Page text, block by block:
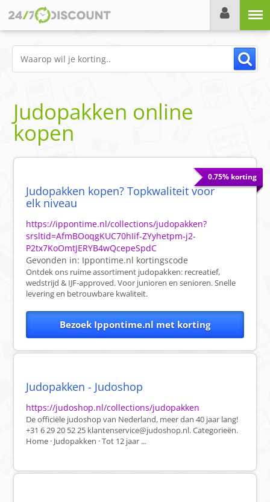
Judopakken online
kopen
0.75% korting
Judopakken kopen? Topkwaliteit voor
elk niveau
https://ippontime.nl/collections/judopakken?
srsltid=AfmBOoqgKUC70hIif-ZYyhetpm-j2-
P2tx7KoOmtJERYB4wQcepeSpdC
Gevonden in: Ippontime.nl kortingscode
Ontdek ons ruime assortiment judopakken: recreatief,
wedstrijd & IJF-approved. Voor junioren en senioren. Snelle
levering en betrouwbare kwaliteit.
Bezoek Ippontime.nl met korting
Judopakken - Judoshop
https://judoshop.nl/collections/judopakken
De officiële judoshop van Nederland, meer dan 40 jaar lang!
+31 6 29 20 52 25 klantenservice@judoshop.nl. Categorieën.
Home · Judopakken · Tot 12 jaar ...